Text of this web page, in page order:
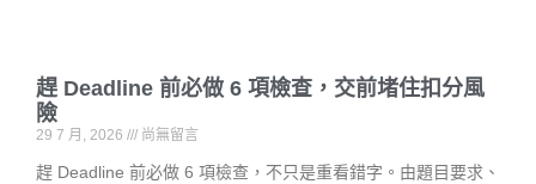
趕 Deadline 前必做 6 項檢查，交前堵住扣分風
險
29 7 月, 2026 尚無留言
趕 Deadline 前必做 6 項檢查，不只是重看錯字。由題目要求、